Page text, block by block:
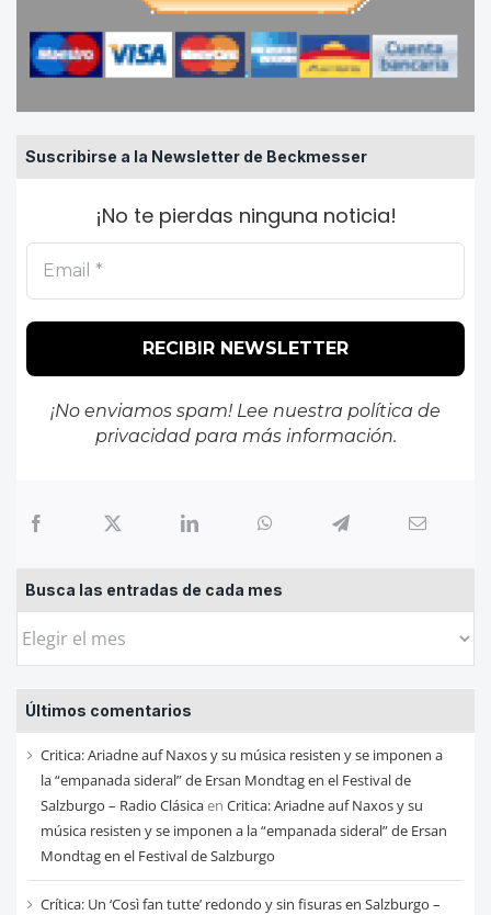
Suscribirse a la Newsletter de Beckmesser
¡No te pierdas ninguna noticia!
¡No enviamos spam! Lee nuestra política de
privacidadpara más información.
Busca las entradas de cada mes
Busca
entradas
de
cada
mes
Últimos comentarios
Critica: Ariadne auf Naxos y su música resisten y se imponen a
la “empanada sideral” de Ersan Mondtag en el Festival de
Salzburgo – Radio Clásicaen Critica: Ariadne auf Naxos y su
música resisten y se imponen a la “empanada sideral” de Ersan
Mondtag en el Festival de Salzburgo
Crítica: Un ‘Così fan tutte’ redondo y sin fisuras en Salzburgo –